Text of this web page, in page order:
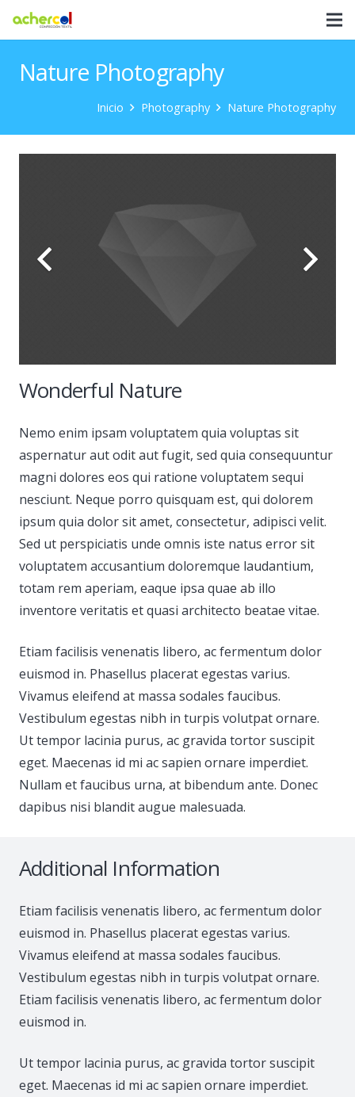
Nature Photography
Inicio Photography Nature Photography
Wonderful Nature
Nemo enim ipsam voluptatem quia voluptas sit
aspernatur aut odit aut fugit, sed quia consequuntur
magni dolores eos qui ratione voluptatem sequi
nesciunt. Neque porro quisquam est, qui dolorem
ipsum quia dolor sit amet, consectetur, adipisci velit.
Sed ut perspiciatis unde omnis iste natus error sit
voluptatem accusantium doloremque laudantium,
totam rem aperiam, eaque ipsa quae ab illo
inventore veritatis et quasi architecto beatae vitae.
Etiam facilisis venenatis libero, ac fermentum dolor
euismod in. Phasellus placerat egestas varius.
Vivamus eleifend at massa sodales faucibus.
Vestibulum egestas nibh in turpis volutpat ornare.
Ut tempor lacinia purus, ac gravida tortor suscipit
eget. Maecenas id mi ac sapien ornare imperdiet.
Nullam et faucibus urna, at bibendum ante. Donec
dapibus nisi blandit augue malesuada.
Additional Information
Etiam facilisis venenatis libero, ac fermentum dolor
euismod in. Phasellus placerat egestas varius.
Vivamus eleifend at massa sodales faucibus.
Vestibulum egestas nibh in turpis volutpat ornare.
Etiam facilisis venenatis libero, ac fermentum dolor
euismod in.
Ut tempor lacinia purus, ac gravida tortor suscipit
eget. Maecenas id mi ac sapien ornare imperdiet.